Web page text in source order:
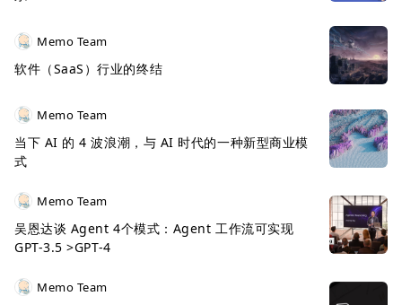
Memo Team
软件（SaaS）行业的终结
Memo Team
当下 AI 的 4 波浪潮，与 AI 时代的一种新型商业模
式
Memo Team
吴恩达谈 Agent 4个模式：Agent 工作流可实现
GPT-3.5 >GPT-4
Memo Team